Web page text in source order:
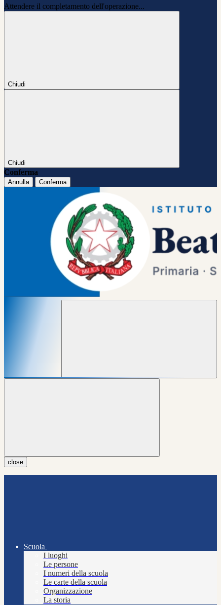
Attendere il completamento dell'operazione...
Chiudi
Chiudi
Conferma
Annulla Conferma
close
Scuola
I luoghi
Le persone
I numeri della scuola
Le carte della scuola
Organizzazione
La storia